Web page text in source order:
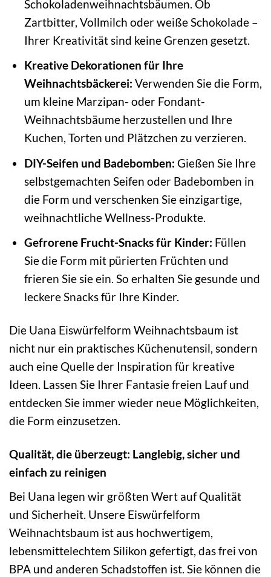
Schokoladenweihnachtsbäumen. Ob
Zartbitter, Vollmilch oder weiße Schokolade –
Ihrer Kreativität sind keine Grenzen gesetzt.
Kreative Dekorationen für Ihre
Weihnachtsbäckerei: Verwenden Sie die Form,
um kleine Marzipan- oder Fondant-
Weihnachtsbäume herzustellen und Ihre
Kuchen, Torten und Plätzchen zu verzieren.
DIY-Seifen und Badebomben: Gießen Sie Ihre
selbstgemachten Seifen oder Badebomben in
die Form und verschenken Sie einzigartige,
weihnachtliche Wellness-Produkte.
Gefrorene Frucht-Snacks für Kinder: Füllen
Sie die Form mit pürierten Früchten und
frieren Sie sie ein. So erhalten Sie gesunde und
leckere Snacks für Ihre Kinder.
Die Uana Eiswürfelform Weihnachtsbaum ist
nicht nur ein praktisches Küchenutensil, sondern
auch eine Quelle der Inspiration für kreative
Ideen. Lassen Sie Ihrer Fantasie freien Lauf und
entdecken Sie immer wieder neue Möglichkeiten,
die Form einzusetzen.
Qualität, die überzeugt: Langlebig, sicher und
einfach zu reinigen
Bei Uana legen wir größten Wert auf Qualität
und Sicherheit. Unsere Eiswürfelform
Weihnachtsbaum ist aus hochwertigem,
lebensmittelechtem Silikon gefertigt, das frei von
BPA und anderen Schadstoffen ist. Sie können die